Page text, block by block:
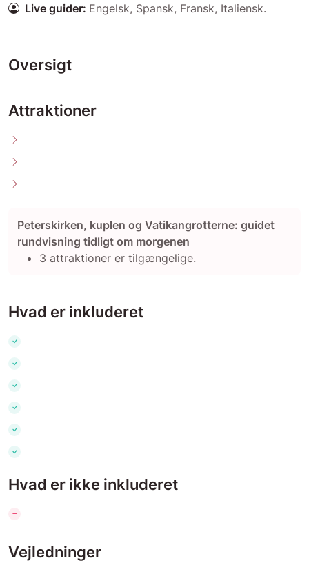
Live guider: Engelsk, Spansk, Fransk, Italiensk.
Oversigt
Attraktioner
Peterskirken, kuplen og Vatikangrotterne: guidet
rundvisning tidligt om morgenen
3 attraktioner er tilgængelige.
Hvad er inkluderet
Hvad er ikke inkluderet
Vejledninger